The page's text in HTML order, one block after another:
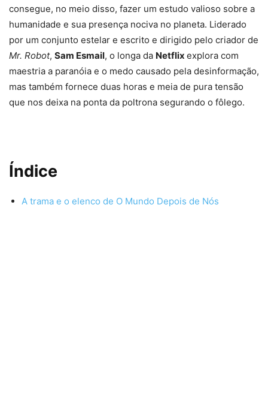
consegue, no meio disso, fazer um estudo valioso sobre a
humanidade e sua presença nociva no planeta. Liderado
por um conjunto estelar e escrito e dirigido pelo criador de
Mr. Robot, Sam Esmail, o longa da Netflix explora com
maestria a paranóia e o medo causado pela desinformação,
mas também fornece duas horas e meia de pura tensão
que nos deixa na ponta da poltrona segurando o fôlego.
Índice
A trama e o elenco de O Mundo Depois de Nós